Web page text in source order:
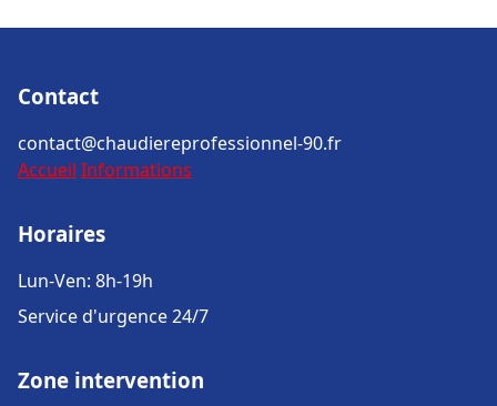
Contact
contact@chaudiereprofessionnel-90.fr
Accueil Informations
Horaires
Lun-Ven: 8h-19h
Service d'urgence 24/7
Zone intervention